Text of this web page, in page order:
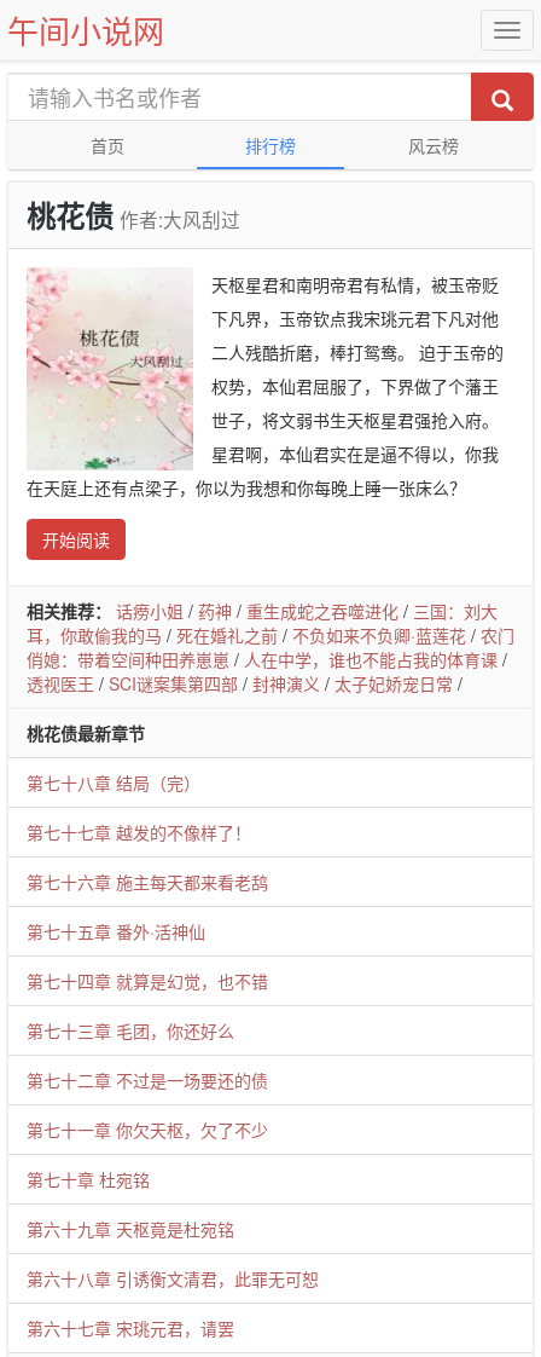
午间小说网
首页 排行榜 风云榜
桃花债 作者:大风刮过
天枢星君和南明帝君有私情，被玉帝贬
下凡界，玉帝钦点我宋珧元君下凡对他
二人残酷折磨，棒打鸳鸯。 迫于玉帝的
权势，本仙君屈服了，下界做了个藩王
世子，将文弱书生天枢星君强抢入府。
星君啊，本仙君实在是逼不得以，你我
在天庭上还有点梁子，你以为我想和你每晚上睡一张床么？
开始阅读
相关推荐： 话痨小姐 / 药神 / 重生成蛇之吞噬进化 / 三国：刘大
耳，你敢偷我的马 / 死在婚礼之前 / 不负如来不负卿·蓝莲花 / 农门
俏媳：带着空间种田养崽崽 / 人在中学，谁也不能占我的体育课 /
透视医王 / SCI谜案集第四部 / 封神演义 / 太子妃娇宠日常 /
桃花债最新章节
第七十八章 结局（完）
第七十七章 越发的不像样了！
第七十六章 施主每天都来看老鸹
第七十五章 番外·活神仙
第七十四章 就算是幻觉，也不错
第七十三章 毛团，你还好么
第七十二章 不过是一场要还的债
第七十一章 你欠天枢，欠了不少
第七十章 杜宛铭
第六十九章 天枢竟是杜宛铭
第六十八章 引诱衡文清君，此罪无可恕
第六十七章 宋珧元君，请罢